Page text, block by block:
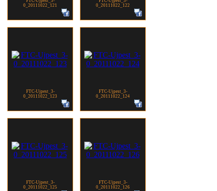
0_20111022_121
0_20111022_122
FTC-Ujpest_3-
0_20111022_123
FTC-Ujpest_3-
0_20111022_124
FTC-Ujpest_3-
0_20111022_125
FTC-Ujpest_3-
0_20111022_126